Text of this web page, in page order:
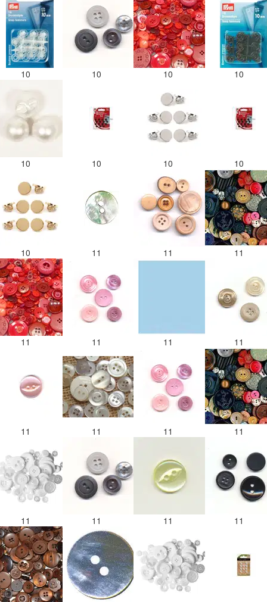
10 10 10 10
10 10 10 10
10 11 11 11
11 11 11 11
11 11 11 11
11 11 11 11